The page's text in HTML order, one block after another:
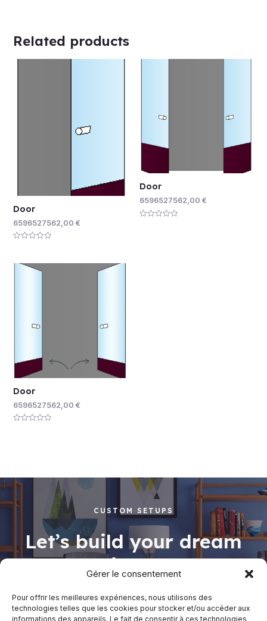
Gérer le consentement
Pour offrir les meilleures expériences, nous utilisons des
technologies telles que les cookies pour stocker et/ou accéder aux
informations des appareils. Le fait de consentir à ces technologies
Related products
Door
6596527562,00 €
Door
6596527562,00 €
Door
6596527562,00 €
CUSTOM SETUPS
Let’s build your dream
working space